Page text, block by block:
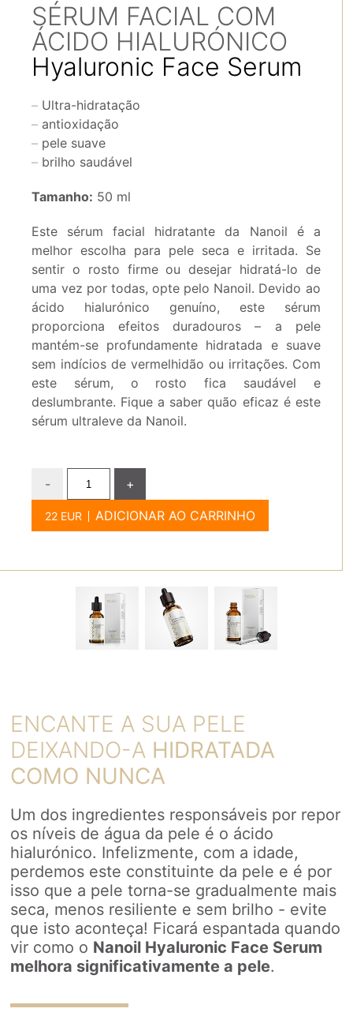
SÉRUM FACIAL COM
ÁCIDO HIALURÓNICO
Hyaluronic Face Serum
Ultra-hidratação
antioxidação
pele suave
brilho saudável
Tamanho: 50 ml
Este sérum facial hidratante da Nanoil é a
melhor escolha para pele seca e irritada. Se
sentir o rosto firme ou desejar hidratá-lo de
uma vez por todas, opte pelo Nanoil. Devido ao
ácido hialurónico genuíno, este sérum
proporciona efeitos duradouros – a pele
mantém-se profundamente hidratada e suave
sem indícios de vermelhidão ou irritações. Com
este sérum, o rosto fica saudável e
deslumbrante. Fique a saber quão eficaz é este
sérum ultraleve da Nanoil.
-
+
ADICIONAR AO CARRINHO
ENCANTE A SUA PELE
DEIXANDO-A HIDRATADA
COMO NUNCA
Um dos ingredientes responsáveis por repor
os níveis de água da pele é o ácido
hialurónico. Infelizmente, com a idade,
perdemos este constituinte da pele e é por
isso que a pele torna-se gradualmente mais
seca, menos resiliente e sem brilho - evite
que isto aconteça! Ficará espantada quando
vir como o Nanoil Hyaluronic Face Serum
melhora significativamente a pele.